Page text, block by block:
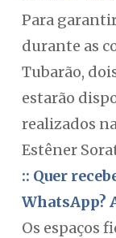
Para
durante as
Tubarão,
estarão
realizados
Estêner
:: Quer
WhatsApp?
Os espaços